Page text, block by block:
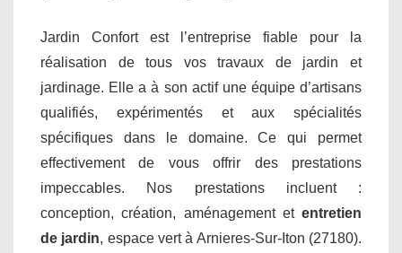
Jardin Confort est l’entreprise fiable pour la
réalisation de tous vos travaux de jardin et
jardinage. Elle a à son actif une équipe d’artisans
qualifiés, expérimentés et aux spécialités
spécifiques dans le domaine. Ce qui permet
effectivement de vous offrir des prestations
impeccables. Nos prestations incluent :
conception, création, aménagement et entretien
de jardin, espace vert à Arnieres-Sur-Iton (27180).